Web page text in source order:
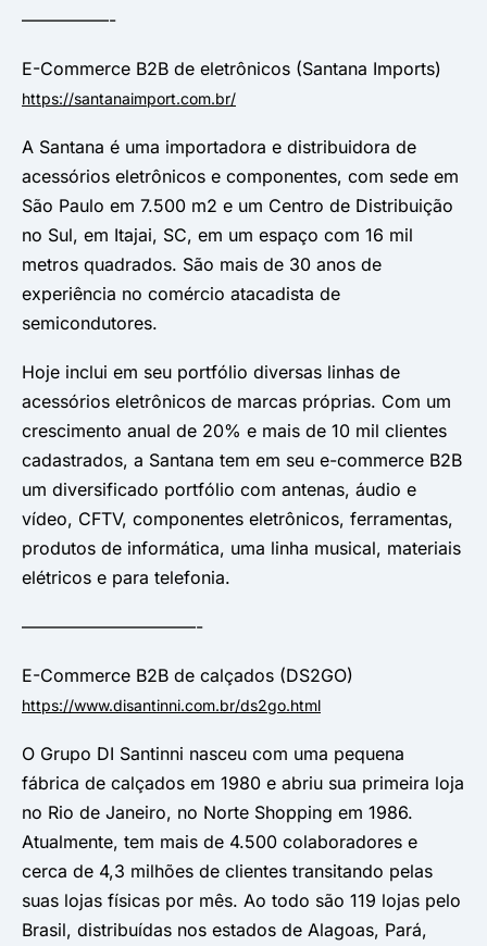
—————-
E-Commerce B2B de eletrônicos (Santana Imports)
https://santanaimport.com.br/
A Santana é uma importadora e distribuidora de
acessórios eletrônicos e componentes, com sede em
São Paulo em 7.500 m2 e um Centro de Distribuição
no Sul, em Itajai, SC, em um espaço com 16 mil
metros quadrados. São mais de 30 anos de
experiência no comércio atacadista de
semicondutores.
Hoje inclui em seu portfólio diversas linhas de
acessórios eletrônicos de marcas próprias. Com um
crescimento anual de 20% e mais de 10 mil clientes
cadastrados, a Santana tem em seu e-commerce B2B
um diversificado portfólio com antenas, áudio e
vídeo, CFTV, componentes eletrônicos, ferramentas,
produtos de informática, uma linha musical, materiais
elétricos e para telefonia.
——————————-
E-Commerce B2B de calçados (DS2GO)
https://www.disantinni.com.br/ds2go.html
O Grupo DI Santinni nasceu com uma pequena
fábrica de calçados em 1980 e abriu sua primeira loja
no Rio de Janeiro, no Norte Shopping em 1986.
Atualmente, tem mais de 4.500 colaboradores e
cerca de 4,3 milhões de clientes transitando pelas
suas lojas físicas por mês. Ao todo são 119 lojas pelo
Brasil, distribuídas nos estados de Alagoas, Pará,